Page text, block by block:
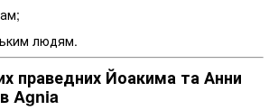
людям.
праведних Йоакима та Анни
Agnia